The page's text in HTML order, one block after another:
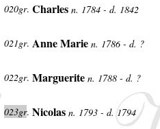
020gr. Charles n. 1784 - d. 1842
021gr. Anne Marie n. 1786 - d. ?
022gr. Marguerite n. 1788 - d. ?
023gr. Nicolas n. 1793 - d. 1794